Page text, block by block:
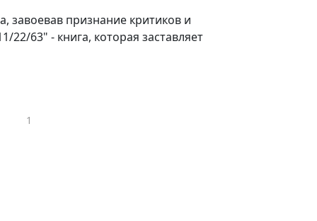
завоевав признание критиков и
22/63" - книга, которая заставляет
1